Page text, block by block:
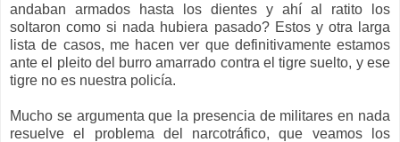
andaban armados hasta los dientes y ahí al ratito los
soltaron como si nada hubiera pasado? Estos y otra larga
lista de casos, me hacen ver que definitivamente estamos
ante el pleito del burro amarrado contra el tigre suelto, y ese
tigre no es nuestra policía.
Mucho se argumenta que la presencia de militares en nada
resuelve el problema del narcotráfico, que veamos los